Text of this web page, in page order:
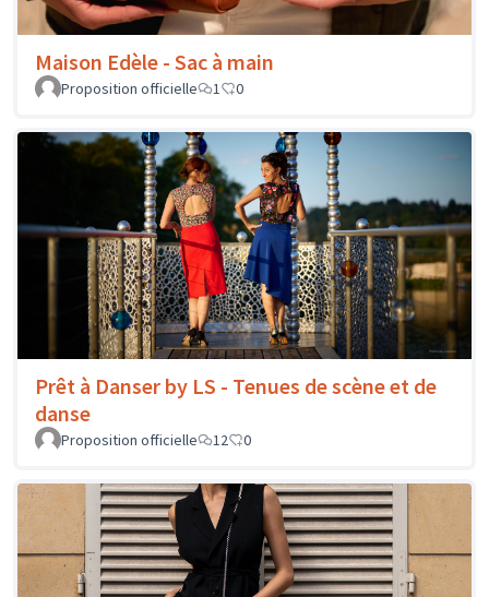
Maison Edèle - Sac à main
Proposition officielle 1 0
Prêt à Danser by LS - Tenues de scène et de
danse
Proposition officielle 12 0